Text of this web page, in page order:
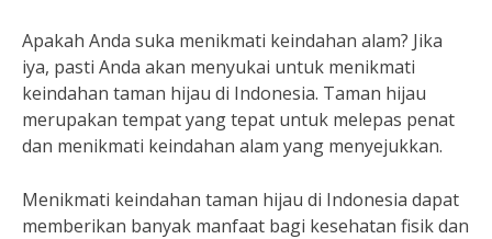
Apakah Anda suka menikmati keindahan alam? Jika
iya, pasti Anda akan menyukai untuk menikmati
keindahan taman hijau di Indonesia. Taman hijau
merupakan tempat yang tepat untuk melepas penat
dan menikmati keindahan alam yang menyejukkan.
Menikmati keindahan taman hijau di Indonesia dapat
memberikan banyak manfaat bagi kesehatan fisik dan